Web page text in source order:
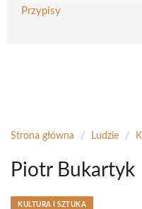
Przypisy
Strona główna / Ludzie /
Piotr Bukartyk
KULTURA I SZTUKA